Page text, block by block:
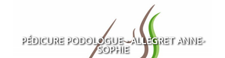
PÉDICURE PODOLOGUE - ALLEGRET ANNE-
SOPHIE